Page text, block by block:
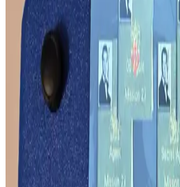
3.5mm Kulaklık Jakında
Mikrofon Ses Bozulmaları
3.5mm kulaklık jakına bağlı
radyo frekanslarının elektromanyetik
parazitler, gerçek dinleme faaliyetleriyle
Mikado MD SBT25 ve Lecoo
Karşılaştırması ve Kullanım
Mikado MD SBT25 ve Lecoo DS103
detaylı karşılaştırmasıyla, hangi
olduğunu öğrenin ve doğru seçimi